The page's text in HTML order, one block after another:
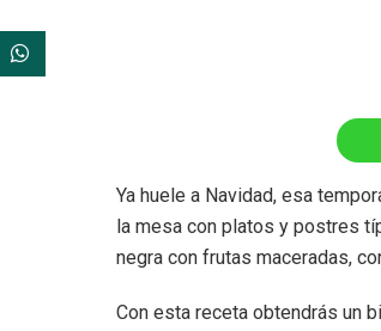
Ya huele a Navidad, esa
la mesa con platos y postres
negra con frutas maceradas,
Con esta receta obtendrás un